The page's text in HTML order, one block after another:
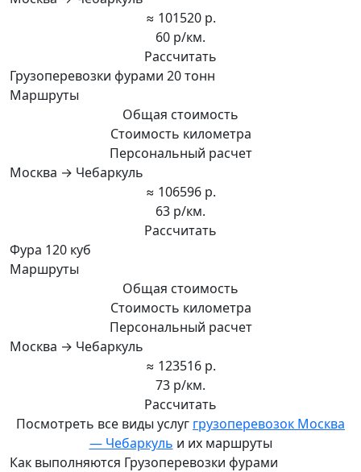
≈ 101520 р.
60 р/км.
Рассчитать
Грузоперевозки фурами 20 тонн
Маршруты
Общая стоимость
Стоимость километра
Персональный расчет
Москва → Чебаркуль
≈ 106596 р.
63 р/км.
Рассчитать
Фура 120 куб
Маршруты
Общая стоимость
Стоимость километра
Персональный расчет
Москва → Чебаркуль
≈ 123516 р.
73 р/км.
Рассчитать
Посмотреть все виды услуг грузоперевозок Москва
— Чебаркуль и их маршруты
Как выполняются Грузоперевозки фурами